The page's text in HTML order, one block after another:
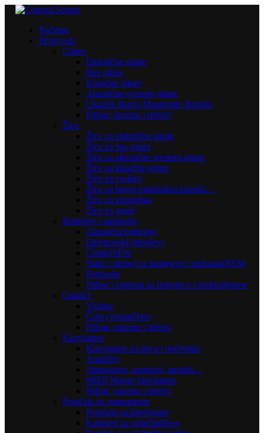
Početna
Proizvodi
Gitare
Električne gitare
Bas gitare
Klasične gitare
Akustične western gitare
Ukulele Banjo Mandoline Buzuki
Pribor, oprema i delovi
Žice
Žice za električne gitare
Žice za bas gitare
Žice za akustične western gitare
Žice za klasične gitare
Žice za violinu
Žice za banjo mandolinu buzuki…
Žice za kontrabas
Žice za gusle
Bubnjevi i perkusije
Akustični bubnjevi
Elektronski bubnjevi
ČineleNEW
Stalci i delovi za bubnjeve i perkusijeNEW
Perkusije
Pribor i oprema za bubnjeve i perkusijenew
Gudači
Violine
Čelo (violončelo)
Pribor, oprema i delovi
Klavijature
Klavijature za decu i početnike
Aranžeri
Sintisajzeri, sempleri, moduli…
MIDI Master klavijature
Pribor, oprema i delovi
Pojačala za instrumente
Pojačala za klavijature
Kabineti za pojačalaNew